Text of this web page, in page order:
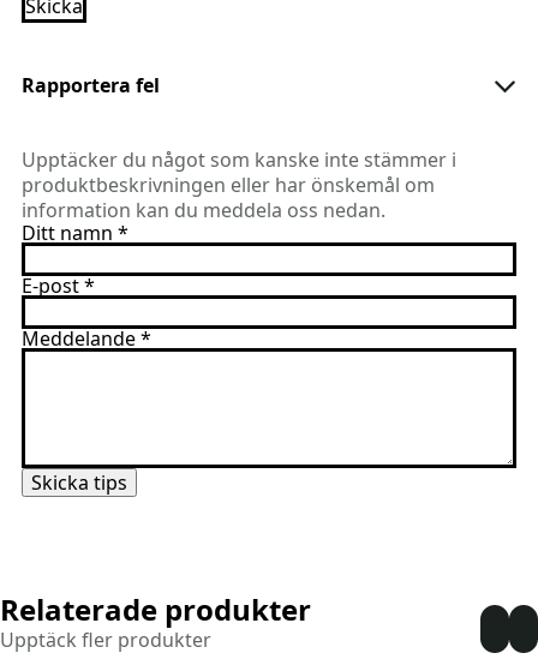
Rapportera fel
Upptäcker du något som kanske inte stämmer i
produktbeskrivningen eller har önskemål om
information kan du meddela oss nedan.
Ditt namn *
E-post*
Meddelande*
Skicka tips
Relaterade produkter
Upptäck fler produkter